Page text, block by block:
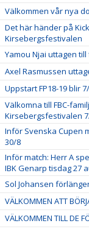
Välkommen vår nya
Det här händer på
Kirsebergsfestivalen
Yamou Njai uttagen
Axel Rasmussen
Uppstart FP18-19 blir
Välkomna till FBC-
Kirsebergsfestivalen
Inför Svenska Cupen
30/8
Inför match: Herr A
IBK Genarp tisdag 27
Sol Johansen
VÄLKOMMEN ATT
VÄLKOMMEN TILL DE